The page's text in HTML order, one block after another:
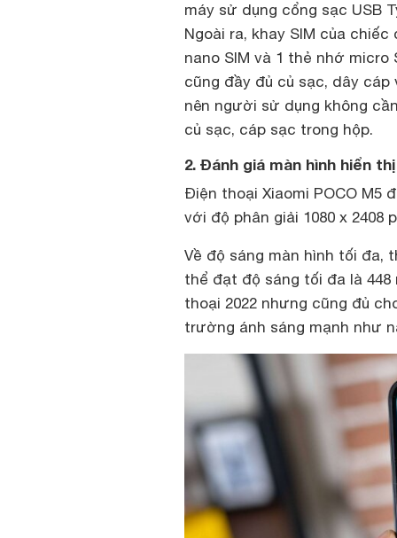
máy sử dụng cổng sạc USB
Ngoài ra, khay SIM của
nano SIM và 1 thẻ nhớ
cũng đầy đủ củ sạc, dây
nên người sử dụng không
củ sạc, cáp sạc trong hộp.
2. Đánh giá màn hình hiển
Điện thoại Xiaomi POCO
với độ phân giải 1080 x
Về độ sáng màn hình tối đa,
thể đạt độ sáng tối đa là
thoại 2022 nhưng cũng đủ
trường ánh sáng mạnh như